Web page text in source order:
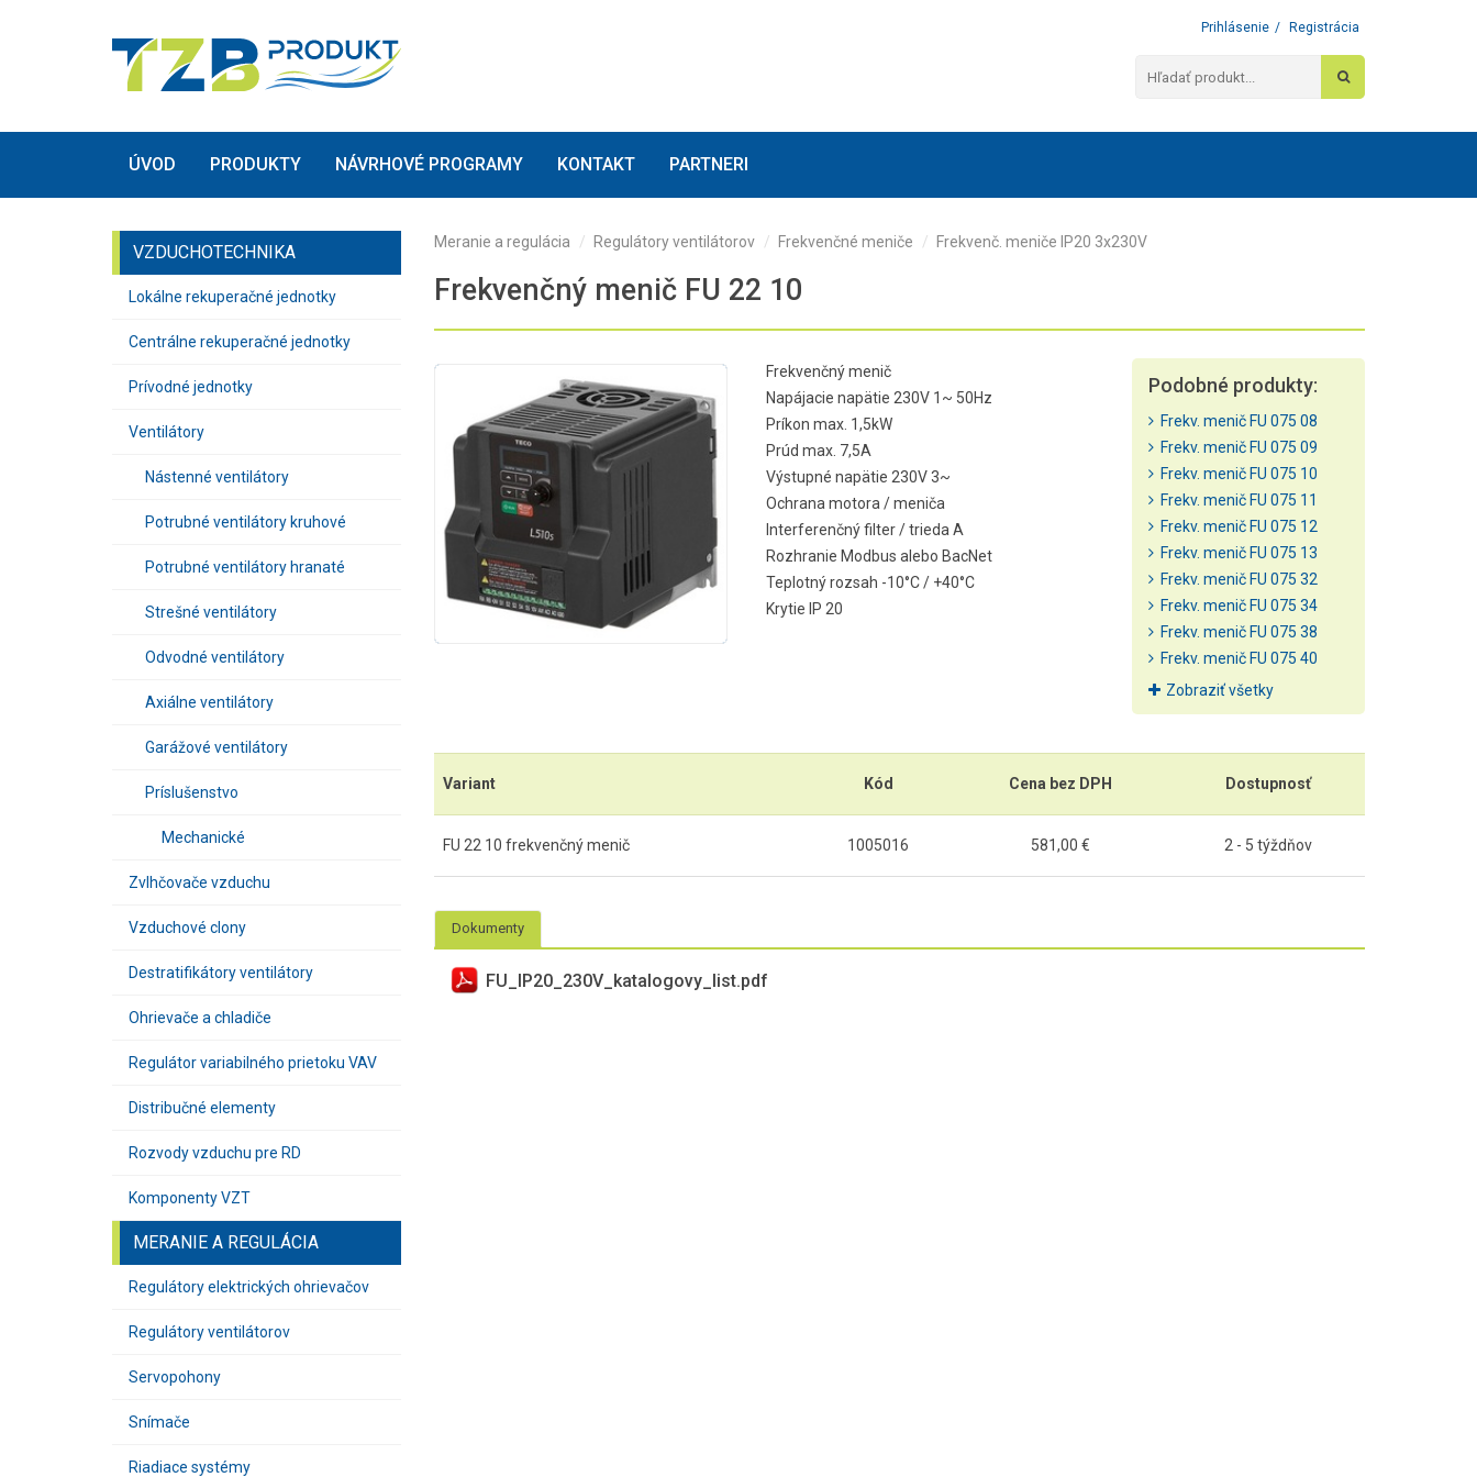
Prihlásenie / Registrácia
ÚVOD PRODUKTY NÁVRHOVÉ PROGRAMY KONTAKT PARTNERI
VZDUCHOTECHNIKA
Lokálne rekuperačné jednotky
Centrálne rekuperačné jednotky
Prívodné jednotky
Ventilátory
Nástenné ventilátory
Potrubné ventilátory kruhové
Potrubné ventilátory hranaté
Strešné ventilátory
Odvodné ventilátory
Axiálne ventilátory
Garážové ventilátory
Príslušenstvo
Mechanické
Zvlhčovače vzduchu
Vzduchové clony
Destratifikátory ventilátory
Ohrievače a chladiče
Regulátor variabilného prietoku VAV
Distribučné elementy
Rozvody vzduchu pre RD
Komponenty VZT
MERANIE A REGULÁCIA
Regulátory elektrických ohrievačov
Regulátory ventilátorov
Servopohony
Snímače
Riadiace systémy
Meranie a regulácia Regulátory ventilátorov Frekvenčné meniče Frekvenč. meniče IP20 3x230V
Frekvenčný menič FU 22 10
Podobné produkty:
Frekv. menič FU 075 08
Frekv. menič FU 075 09
Frekv. menič FU 075 10
Frekv. menič FU 075 11
Frekv. menič FU 075 12
Frekv. menič FU 075 13
Frekv. menič FU 075 32
Frekv. menič FU 075 34
Frekv. menič FU 075 38
Frekv. menič FU 075 40
Zobraziť všetky
Frekvenčný menič
Napájacie napätie 230V 1~ 50Hz
Príkon max. 1,5kW
Prúd max. 7,5A
Výstupné napätie 230V 3~
Ochrana motora / meniča
Interferenčný filter / trieda A
Rozhranie Modbus alebo BacNet
Teplotný rozsah -10°C / +40°C
Krytie IP 20
Variant Kód Cena bez DPH Dostupnosť
FU 22 10 frekvenčný menič 1005016 581,00 € 2 - 5 týždňov
Dokumenty
FU_IP20_230V_katalogovy_list.pdf